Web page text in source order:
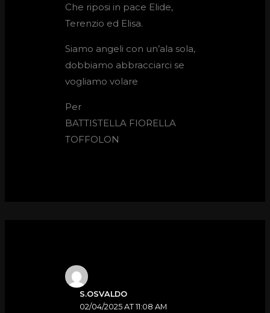
Che riposi in pace Elide,
Terenzio ed Elisa.
Siamo angeli con un’ala sola,
dobbiamo abbracciarci se
vogliamo volare
Per
BATTISTELLA FIORELLA
TOFFOLON
S.OSVALDO
02/04/2025 AT 11:08 AM